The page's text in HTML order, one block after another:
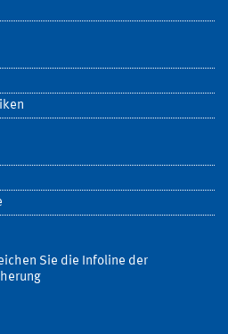
Sie die Infoline der